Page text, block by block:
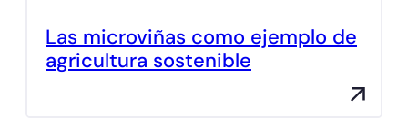
Las microviñas como ejemplo de
agricultura sostenible